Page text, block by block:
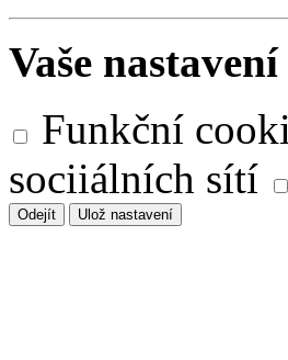
Vaše
Funkční
sociiálních sítí
Odejít